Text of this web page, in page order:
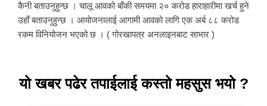
कैनी बताउनुहुन्छ । चालू आवको बाँकी समयमा २० करोड हाराहारीमा खर्च हुने
उहाँ बताउनुहुन्छ । आयोजनालाई आगामी आवको लागि एक अर्ब ८८ करोड
रकम विनियोजन भएको छ । ( गोरखापत्र अनलाइनबाट साभार )
यो खबर पढेर तपाईलाई कस्तो महसुस भयो ?